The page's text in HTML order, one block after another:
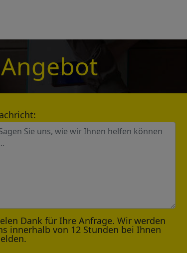
Dank für Ihre Anfrage. Wir werden
innerhalb von 12 Stunden bei Ihnen